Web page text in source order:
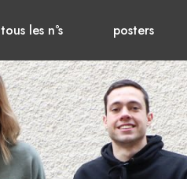
tous les n°s posters